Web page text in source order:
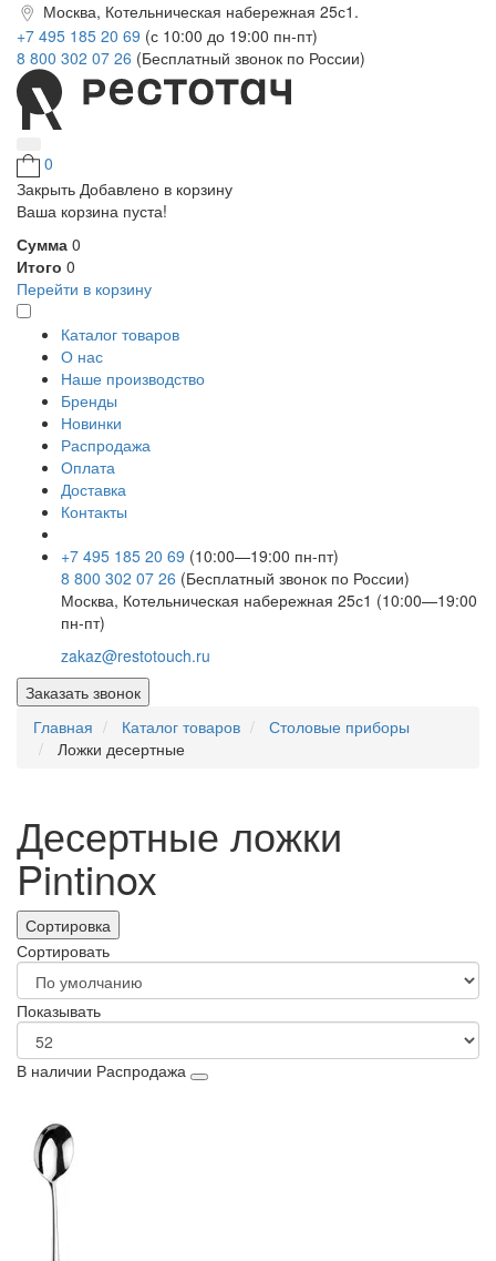
Москва, Котельническая набережная 25с1.
+7 495 185 20 69 (с 10:00 до 19:00 пн-пт)
8 800 302 07 26 (Бесплатный звонок по России)
0
Закрыть Добавлено в корзину
Ваша корзина пуста!
Сумма 0
Итого 0
Перейти в корзину
Каталог товаров
О нас
Наше производство
Бренды
Новинки
Распродажа
Оплата
Доставка
Контакты
+7 495 185 20 69 (10:00—19:00 пн-пт)
8 800 302 07 26 (Бесплатный звонок по России)
Москва, Котельническая набережная 25с1 (10:00—19:00
пн-пт)
zakaz@restotouch.ru
Заказать звонок
Главная
Каталог товаров
Столовые приборы
Ложки десертные
Десертные ложки
Pintinox
Сортировка
Сортировать
Показывать
В наличии Распродажа